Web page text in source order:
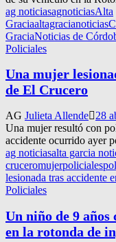
ag noticiasagnoticiasAlta
Graciaaltagracianoticias
GraciaNoticias de
Policiales
Una mujer
de El Crucero
AG Julieta Allende 28
Una mujer resultó con
accidente ocurrido ayer
ag noticiasalta garcia
cruceromujerpoliciales
lesionada tras accidente
Policiales
Un niño de 9 años
en la rotonda de